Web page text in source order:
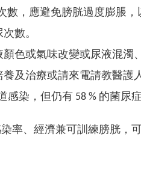
數，應避免膀胱過度膨脹，
數。
色或氣味改變或尿液混濁
及治療或請來電請教醫護
感染，但仍有 58 % 的菌尿
率、經濟兼可訓練膀胱，